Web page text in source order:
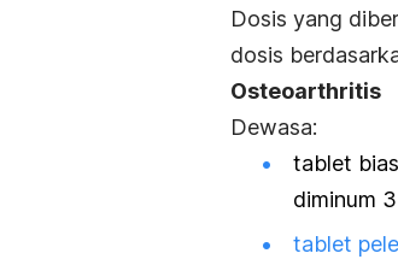
Dosis yang
dosis
Osteoarthritis
Dewasa:
tablet
diminum
tablet